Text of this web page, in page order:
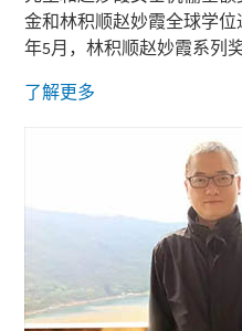
金和林积顺赵妙霞全球学位
年5月，林积顺赵妙霞系列
了解更多